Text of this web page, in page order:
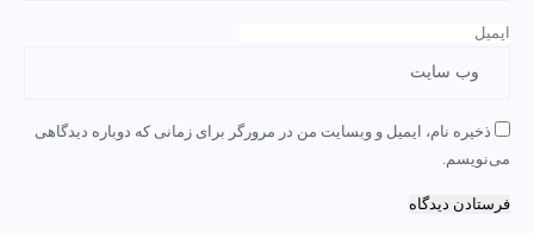
ذخیره نام، ایمیل و وبسایت من در مرورگر برای زمانی که دوباره دیدگاهی
می‌نویسم.